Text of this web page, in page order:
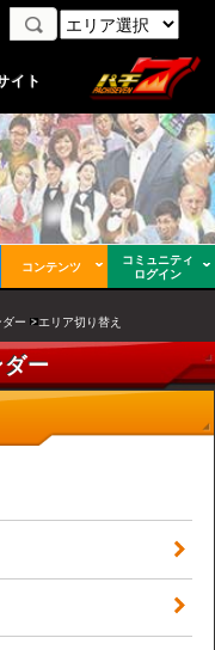
イト
コンテンツ
コミュニティ
ログイン
ー エリア切り替え
ー